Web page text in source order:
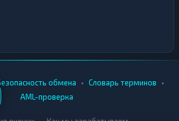
обмена • Словарь терминов •
AML-проверка